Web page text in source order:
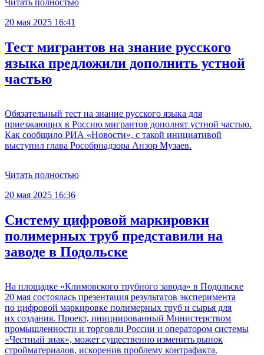
Читать полностью
20 мая 2025 16:41
Тест мигрантов на знание русского
языка предложили дополнить устной
частью
Обязательный тест на знание русского языка для
приезжающих в Россию мигрантов дополнят устной частью.
Как сообщило РИА «Новости», с такой инициативой
выступил глава Рособрнадзора Анзор Музаев.
Читать полностью
20 мая 2025 16:36
Систему цифровой маркировки
полимерных труб представили на
заводе в Подольске
На площадке «Климовского трубного завода» в Подольске
20 мая состоялась презентация результатов эксперимента
по цифровой маркировке полимерных труб и сырья для
их создания. Проект, инициированный Министерством
промышленности и торговли России и оператором системы
«Честный знак», может существенно изменить рынок
стройматериалов, искоренив проблему контрафакта.